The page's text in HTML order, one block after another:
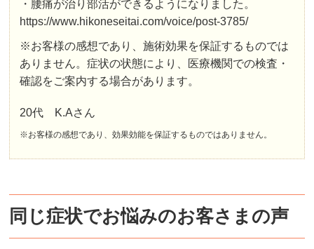
・腰痛が治り部活ができるようになりました。
https://www.hikoneseitai.com/voice/post-3785/
※お客様の感想であり、施術効果を保証するものでは
ありません。症状の状態により、医療機関での検査・
確認をご案内する場合があります。
20代 K.Aさん
※お客様の感想であり、効果効能を保証するものではありません。
同じ症状でお悩みのお客さまの声